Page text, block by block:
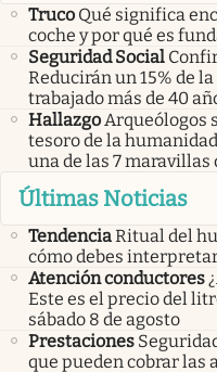
Truco Qué significa
coche y por qué es
Seguridad Social
Reducirán un 15% de
trabajado más de 40
HallazgoArqueólogos
tesoro de la
una de las 7 maravillas
Últimas Noticias
TendenciaRitual del
cómo debes
Atención conductores
Este es el precio del
sábado 8 de agosto
Prestaciones
que pueden cobrar las